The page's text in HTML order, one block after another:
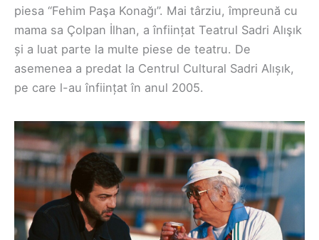
piesa “Fehim Paşa Konağı”. Mai târziu, împreună cu
mama sa Çolpan İlhan, a înființat Teatrul Sadri Alışık
și a luat parte la multe piese de teatru. De
asemenea a predat la Centrul Cultural Sadri Alıșık,
pe care l-au înființat în anul 2005.